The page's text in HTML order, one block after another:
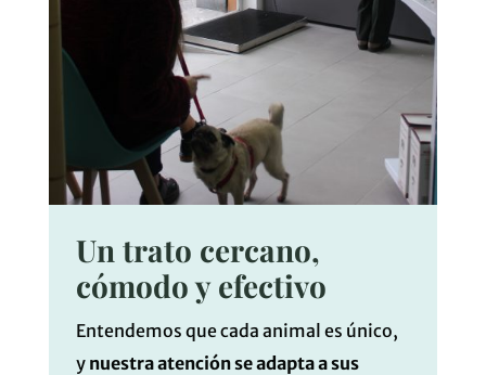
Un trato cercano,
cómodo y efectivo
Entendemos que cada animal es único,
y nuestra atención se adapta a sus